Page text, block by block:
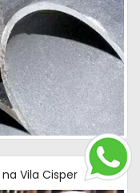
Vila Cisper